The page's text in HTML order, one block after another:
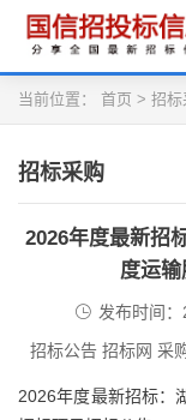
当前位置： 首页 > 招标
招标采购
2026年度最新招
度运
发布时间
招标公告 招标网 采
2026年度最新招标：